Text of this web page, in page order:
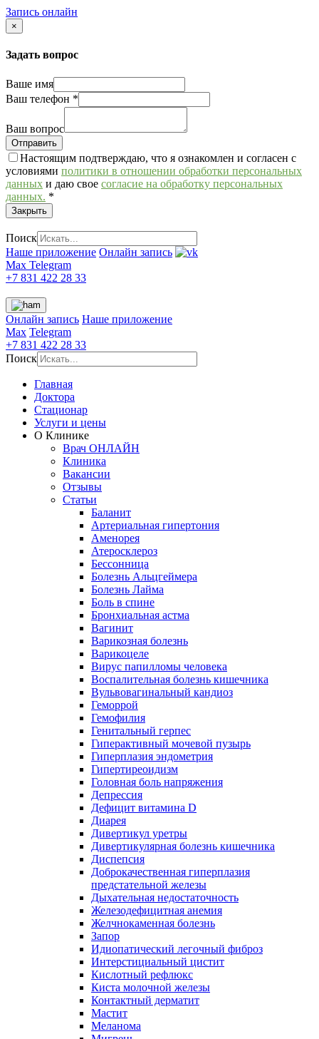
Запись онлайн
×
Задать вопрос
Ваше имя
Ваш телефон *
Ваш вопрос
Настоящим подтверждаю, что я ознакомлен и согласен с
условиями политики в отношении обработки персональных
данных и даю свое согласие на обработку персональных
данных. *
Закрыть
Поиск
Наше приложение Онлайн запись
Max Telegram
+7 831 422 28 33
Онлайн запись Наше приложение
Max Telegram
+7 831 422 28 33
Поиск
Главная
Доктора
Стационар
Услуги и цены
О Клинике
Врач ОНЛАЙН
Клиника
Вакансии
Отзывы
Статьи
Баланит
Артериальная гипертония
Аменорея
Атеросклероз
Бессонница
Болезнь Альцгеймера
Болезнь Лайма
Боль в спине
Бронхиальная астма
Вагинит
Варикозная болезнь
Варикоцеле
Вирус папилломы человека
Воспалительная болезнь кишечника
Вульвовагинальный кандиоз
Геморрой
Гемофилия
Генитальный герпес
Гиперактивный мочевой пузырь
Гиперплазия эндометрия
Гипертиреоидизм
Головная боль напряжения
Депрессия
Дефицит витамина D
Диарея
Дивертикул уретры
Дивертикулярная болезнь кишечника
Диспепсия
Доброкачественная гиперплазия
предстательной железы
Дыхательная недостаточность
Железодефицитная анемия
Желчнокаменная болезнь
Запор
Идиопатический легочный фиброз
Интерстициальный цистит
Кислотный рефлюкс
Киста молочной железы
Контактный дерматит
Мастит
Меланома